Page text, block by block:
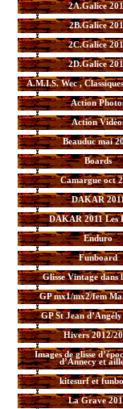
2A.Galice
2B.Galice
2C.Galice
2D.Galice
A.M.I.S. Wec ,
Action
Action
Beauduc mai
Boards
Camargue oct
DAKAR
DAKAR 2011 Les
Enduro
Funboard
Glisse Vintage dans
GP mx1/mx2/fem
GP St Jean
Hivers 2012/
Images de glisse
d’Annecy et
kitesurf et
La Grave